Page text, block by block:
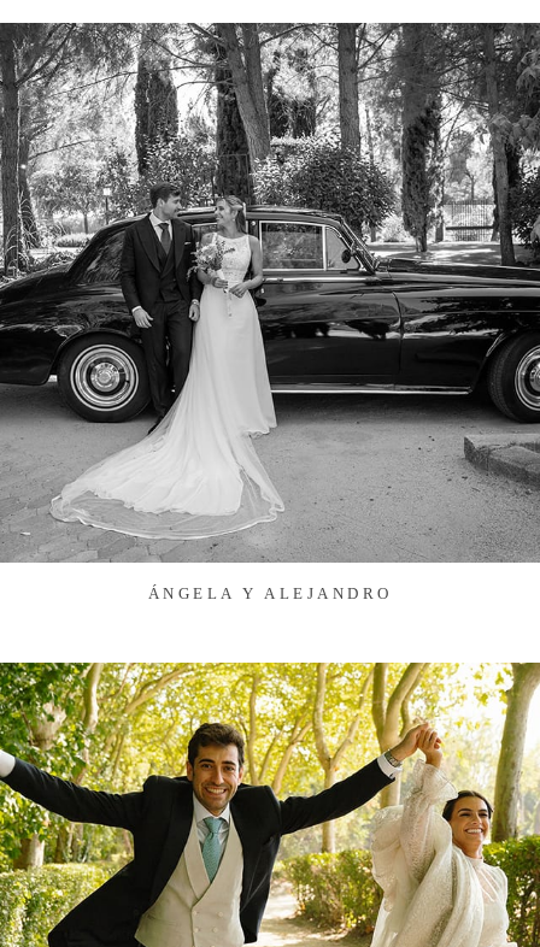
ÁNGELA Y ALEJANDRO